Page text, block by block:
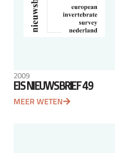
2009
EIS NIEUWSBRIEF 49
MEER WETEN